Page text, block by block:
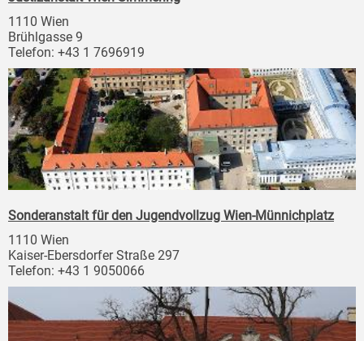
1110 Wien
Brühlgasse 9
Telefon: +43 1 7696919
Sonderanstalt für den Jugendvollzug Wien-Münnichplatz
1110 Wien
Kaiser-Ebersdorfer Straße 297
Telefon: +43 1 9050066